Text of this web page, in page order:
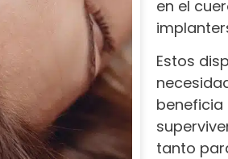
en el
Estos
tanto